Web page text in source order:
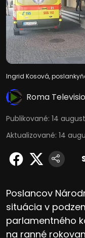
Ingrid Kosová,
Roma
Publikované: 14
Aktualizované: 14
Poslancov
situácia v
parlamentného
na ranné